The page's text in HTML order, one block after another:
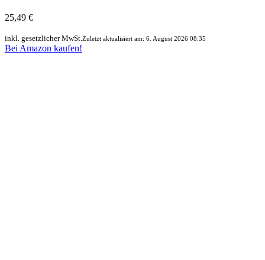
25,49 €
inkl. gesetzlicher MwSt. Zuletzt aktualisiert am: 6. August 2026 08:35
Bei Amazon kaufen!